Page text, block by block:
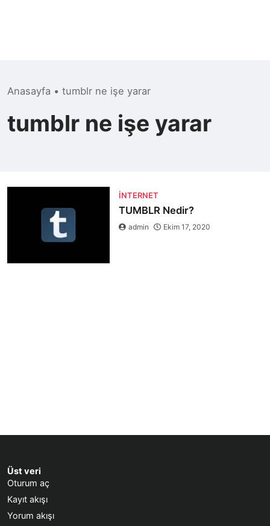
Anasayfa • tumblr ne işe yarar
tumblr ne işe yarar
İNTERNET
TUMBLR Nedir?
admin Ekim 17, 2020
Üst veri
Oturum aç
Kayıt akışı
Yorum akışı